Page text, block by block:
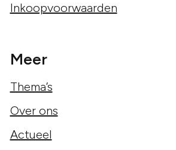
Inkoopvoorwaarden
Meer
Thema’s
Over ons
Actueel